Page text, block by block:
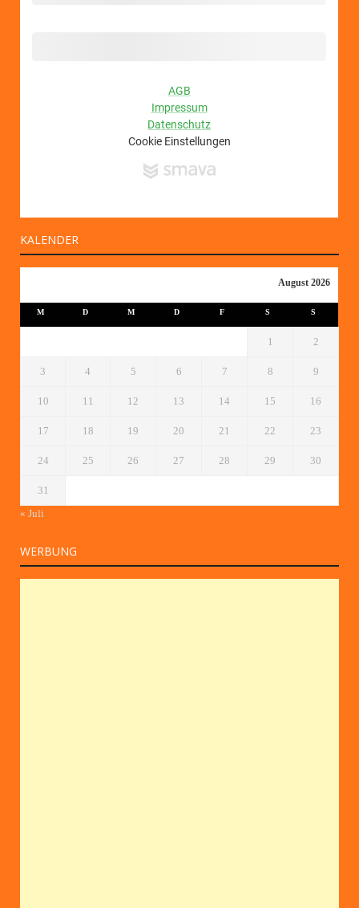
KALENDER
August 2026
M D M D F S S
1 2
3 4 5 6 7 8 9
10 11 12 13 14 15 16
17 18 19 20 21 22 23
24 25 26 27 28 29 30
31
« Juli
WERBUNG